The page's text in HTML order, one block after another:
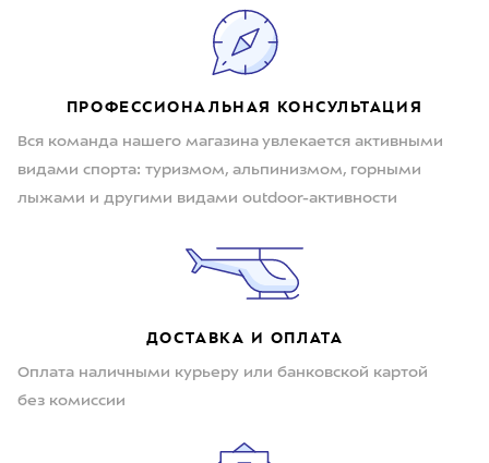
ПРОФЕССИОНАЛЬНАЯ КОНСУЛЬТАЦИЯ
Вся команда нашего магазина увлекается активными
видами спорта: туризмом, альпинизмом, горными
лыжами и другими видами outdoor-активности
ДОСТАВКА И ОПЛАТА
Оплата наличными курьеру или банковской картой
без комиссии